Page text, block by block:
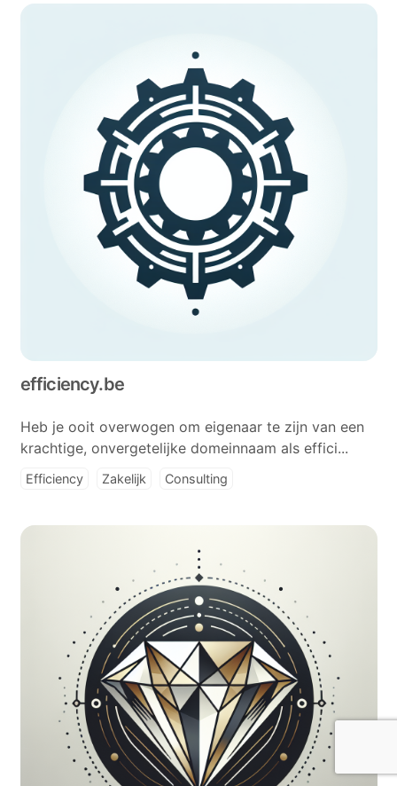
efficiency.be
Heb je ooit overwogen om eigenaar te zijn van een
krachtige, onvergetelijke domeinnaam als effici...
Efficiency Zakelijk Consulting